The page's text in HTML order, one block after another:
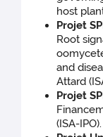
host
Projet
Root
and
Attard
Projet
(ISA-IPO).